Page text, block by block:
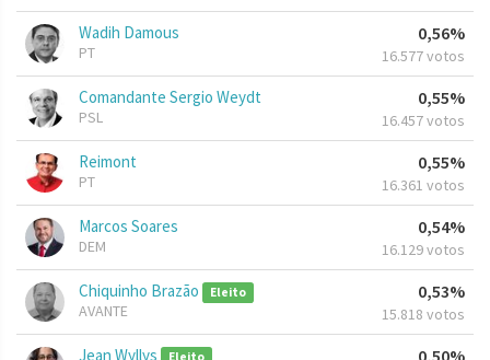
Wadih Damous
PT
0,56%
16.577 votos
Comandante Sergio Weydt
PSL
0,55%
16.457 votos
Reimont
PT
0,55%
16.361 votos
Marcos Soares
DEM
0,54%
16.129 votos
Chiquinho Brazão Eleito
AVANTE
0,53%
15.818 votos
Jean Wyllys Eleito